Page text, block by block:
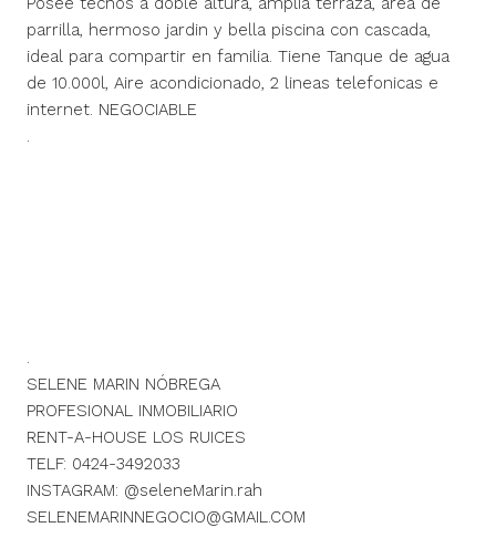
parrilla, hermoso jardin y bella piscina con cascada,
ideal para compartir en familia. Tiene Tanque de agua
de 10.000l, Aire acondicionado, 2 lineas telefonicas e
internet. NEGOCIABLE
.
.
SELENE MARIN NÓBREGA
PROFESIONAL INMOBILIARIO
RENT-A-HOUSE LOS RUICES
TELF: 0424-3492033
INSTAGRAM: @seleneMarin.rah
SELENEMARINNEGOCIO@GMAIL.COM